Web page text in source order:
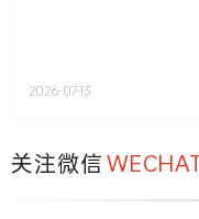
2026-07-13
关注微信